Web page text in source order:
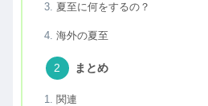
夏至に何をするの？
海外の夏至
まとめ
関連